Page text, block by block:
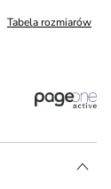
Tabela rozmiarów